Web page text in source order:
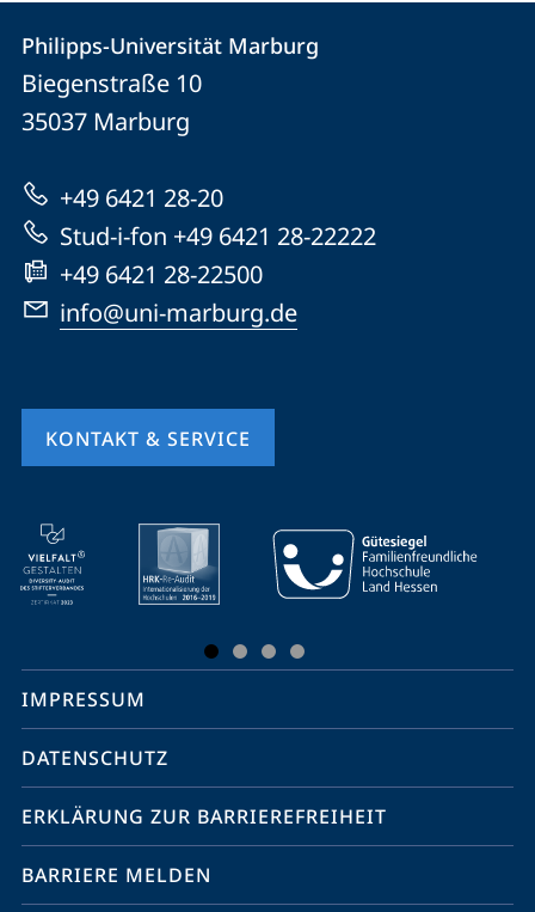
Kontakt
und
Informationen
zur
Website
Kontaktinformationen
Philipps-
Universität
Philipps-Universität Marburg
Biegenstraße 10
35037 Marburg
+49 6421 28-20
Stud-i-fon +49 6421 28-22222
+49 6421 28-22500
info@uni-marburg.de
KONTAKT & SERVICE
Mobile-
Service-
Navigation
Social
Media
Kontakte
IMPRESSUM
DATENSCHUTZ
ERKLÄRUNG ZUR BARRIEREFREIHEIT
BARRIERE MELDEN